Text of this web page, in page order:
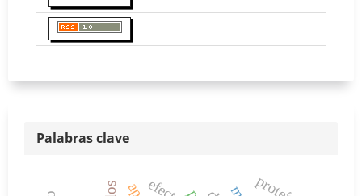
Palabras clave